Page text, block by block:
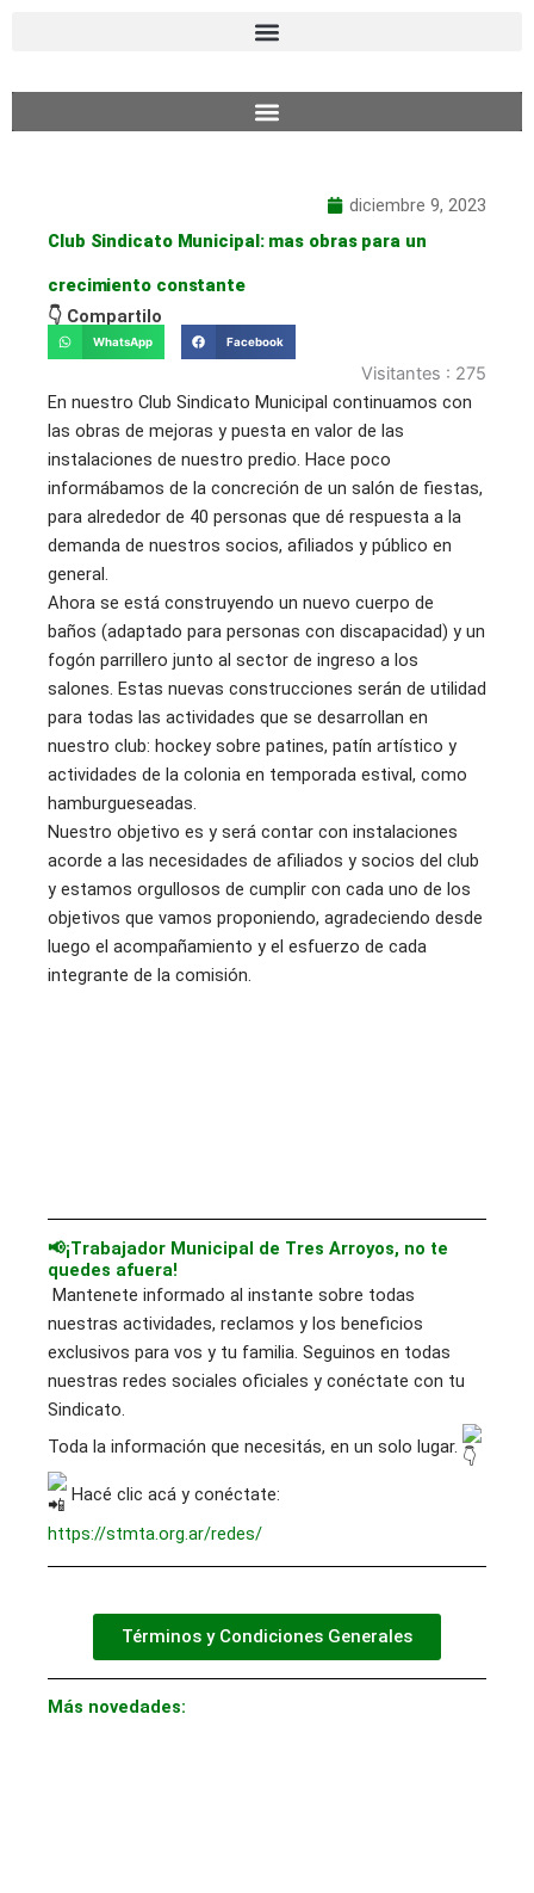
Club Sindicato Municipal: mas obras para un
crecimiento constante
👇 Compartilo
WhatsApp Facebook
diciembre 9, 2023
Visitantes : 275
En nuestro Club Sindicato Municipal continuamos con
las obras de mejoras y puesta en valor de las
instalaciones de nuestro predio. Hace poco
informábamos de la concreción de un salón de fiestas,
para alrededor de 40 personas que dé respuesta a la
demanda de nuestros socios, afiliados y público en
general.
Ahora se está construyendo un nuevo cuerpo de
baños (adaptado para personas con discapacidad) y un
fogón parrillero junto al sector de ingreso a los
salones. Estas nuevas construcciones serán de utilidad
para todas las actividades que se desarrollan en
nuestro club: hockey sobre patines, patín artístico y
actividades de la colonia en temporada estival, como
hamburgueseadas.
Nuestro objetivo es y será contar con instalaciones
acorde a las necesidades de afiliados y socios del club
y estamos orgullosos de cumplir con cada uno de los
objetivos que vamos proponiendo, agradeciendo desde
luego el acompañamiento y el esfuerzo de cada
integrante de la comisión.
📢¡Trabajador Municipal de Tres Arroyos, no te
quedes afuera!
Mantenete informado al instante sobre todas
nuestras actividades, reclamos y los beneficios
exclusivos para vos y tu familia. Seguinos en todas
nuestras redes sociales oficiales y conéctate con tu
Sindicato.
Toda la información que necesitás, en un solo lugar.
Hacé clic acá y conéctate:
https://stmta.org.ar/redes/
Términos y Condiciones Generales
Más novedades: